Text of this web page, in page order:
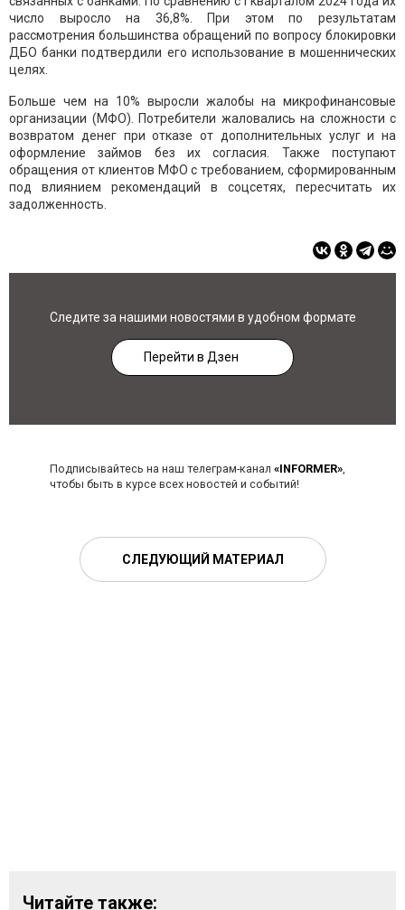
число выросло на 36,8%. При этом по результатам
рассмотрения большинства обращений по вопросу блокировки
ДБО банки подтвердили его использование в мошеннических
целях.
Больше чем на 10% выросли жалобы на микрофинансовые
организации (МФО). Потребители жаловались на сложности с
возвратом денег при отказе от дополнительных услуг и на
оформление займов без их согласия. Также поступают
обращения от клиентов МФО с требованием, сформированным
под влиянием рекомендаций в соцсетях, пересчитать их
задолженность.
Следите за нашими новостями в удобном формате
Перейти в Дзен
Подписывайтесь на наш телеграм-канал «INFORMER»,
чтобы быть в курсе всех новостей и событий!
СЛЕДУЮЩИЙ МАТЕРИАЛ
Читайте также: